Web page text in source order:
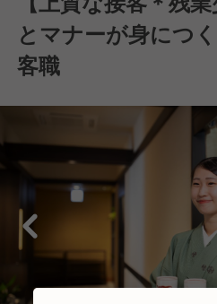
とマナーが身につ
客職